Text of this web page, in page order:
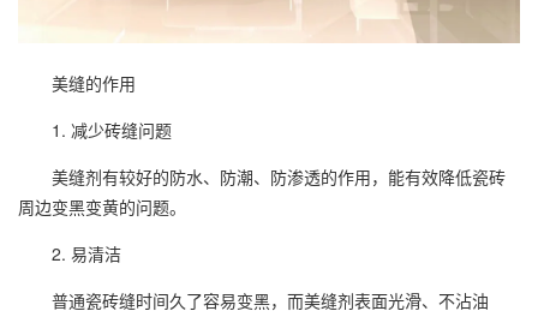
美缝的作用
1. 减少砖缝问题
美缝剂有较好的防水、防潮、防渗透的作用，能有效降低瓷砖
周边变黑变黄的问题。
2. 易清洁
普通瓷砖缝时间久了容易变黑，而美缝剂表面光滑、不沾油